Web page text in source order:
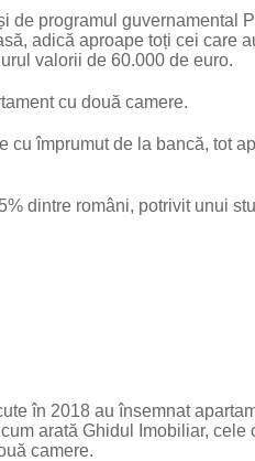
de programul guvernamental
adică aproape toți cei care
valorii de 60.000 de euro.
cu două camere.
cu împrumut de la bancă, tot
dintre români, potrivit unui
în 2018 au însemnat
arată Ghidul Imobiliar, cele
camere.